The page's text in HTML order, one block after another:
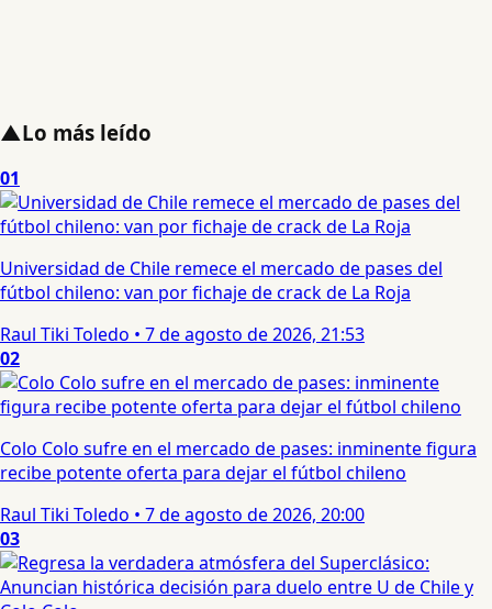
▲Lo más leído
01
Universidad de Chile remece el mercado de pases del
fútbol chileno: van por fichaje de crack de La Roja
Raul Tiki Toledo • 7 de agosto de 2026, 21:53
02
Colo Colo sufre en el mercado de pases: inminente figura
recibe potente oferta para dejar el fútbol chileno
Raul Tiki Toledo • 7 de agosto de 2026, 20:00
03